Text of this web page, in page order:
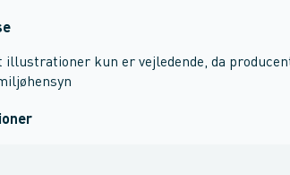
illustrationer kun er vejledende, da